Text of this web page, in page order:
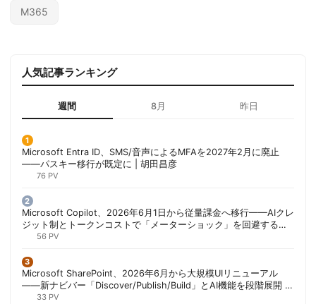
M365
人気記事ランキング
週間 8月 昨日
Microsoft Entra ID、SMS/音声によるMFAを2027年2月に廃止
——パスキー移行が既定に | 胡田昌彦
76 PV
Microsoft Copilot、2026年6月1日から従量課金へ移行——AIクレ
ジット制とトークンコストで「メーターショック」を回避する方
法 | 胡田昌彦
56 PV
Microsoft SharePoint、2026年6月から大規模UIリニューアル
——新ナビバー「Discover/Publish/Build」とAI機能を段階展開 |
胡田昌彦
33 PV